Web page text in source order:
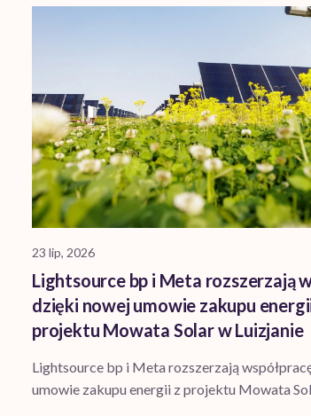
23 lip, 2026
Lightsource bp i Meta rozszerzają
dzięki nowej umowie zakupu
projektu Mowata Solar w Luizjanie
Lightsource bp i Meta rozszerzają
umowie zakupu energii z projektu Mowata